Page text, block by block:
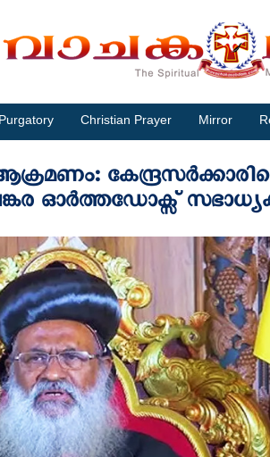
Purgatory Christian Prayer Mirror
ഓർത്തഡോക്സ്